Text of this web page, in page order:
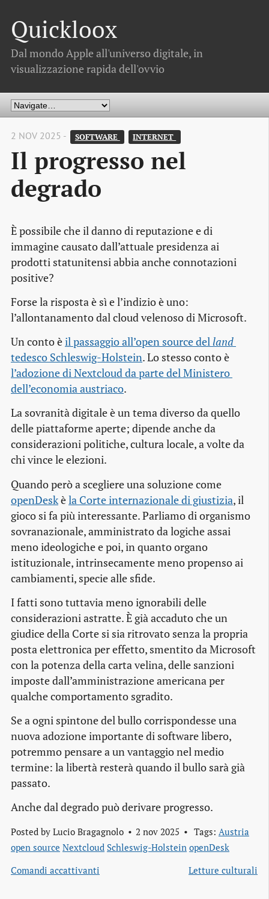
Quickloox
Dal mondo Apple all'universo digitale, in
visualizzazione rapida dell'ovvio
2 NOV 2025 - SOFTWARE INTERNET
Il progresso nel
degrado
È possibile che il danno di reputazione e di
immagine causato dall’attuale presidenza ai
prodotti statunitensi abbia anche connotazioni
positive?
Forse la risposta è sì e l’indizio è uno:
l’allontanamento dal cloud velenoso di Microsoft.
Un conto èil passaggio all’open source del land
tedesco Schleswig-Holstein. Lo stesso conto è
l’adozione di Nextcloud da parte del Ministero
dell’economia austriaco.
La sovranità digitale è un tema diverso da quello
delle piattaforme aperte; dipende anche da
considerazioni politiche, cultura locale, a volte da
chi vince le elezioni.
Quando però a scegliere una soluzione come
openDeskèla Corte internazionale di giustizia, il
gioco si fa più interessante. Parliamo di organismo
sovranazionale, amministrato da logiche assai
meno ideologiche e poi, in quanto organo
istituzionale, intrinsecamente meno propenso ai
cambiamenti, specie alle sfide.
I fatti sono tuttavia meno ignorabili delle
considerazioni astratte. È già accaduto che un
giudice della Corte si sia ritrovato senza la propria
posta elettronica per effetto, smentito da Microsoft
con la potenza della carta velina, delle sanzioni
imposte dall’amministrazione americana per
qualche comportamento sgradito.
Se a ogni spintone del bullo corrispondesse una
nuova adozione importante di software libero,
potremmo pensare a un vantaggio nel medio
termine: la libertà resterà quando il bullo sarà già
passato.
Anche dal degrado può derivare progresso.
Posted by Lucio Bragagnolo 2 nov 2025 Tags: Austria
open source Nextcloud Schleswig-Holstein openDesk
Comandi accattivanti
Letture culturali